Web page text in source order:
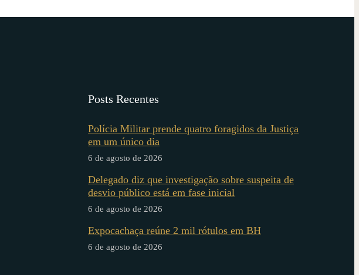
Posts Recentes
Polícia Militar prende quatro foragidos da Justiça
em um único dia
6 de agosto de 2026
Delegado diz que investigação sobre suspeita de
desvio público está em fase inicial
6 de agosto de 2026
Expocachaça reúne 2 mil rótulos em BH
6 de agosto de 2026